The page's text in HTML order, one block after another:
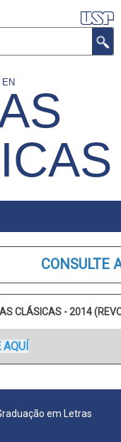
EN
CONSULTE
CLÁSICAS - 2014
AQUÍ
em Letras